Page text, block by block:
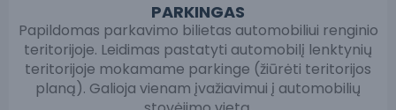
PARKINGAS
Papildomas parkavimo bilietas automobiliui renginio
teritorijoje. Leidimas pastatyti automobilį lenktynių
teritorijoje mokamame parkinge (žiūrėti teritorijos
planą). Galioja vienam įvažiavimui į automobilių